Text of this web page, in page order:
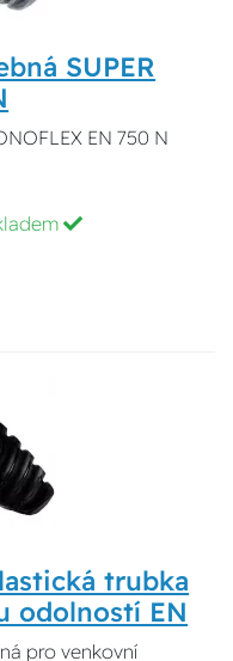
SUPER
EN 750 N
trubka
odolností EN
pro venkovní